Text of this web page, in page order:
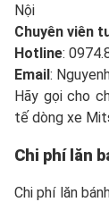
Nội
Chuyên viên
Hotline:
Email:
Hãy gọi cho
tế dòng xe
Chi phí lăn
Chi phí lăn